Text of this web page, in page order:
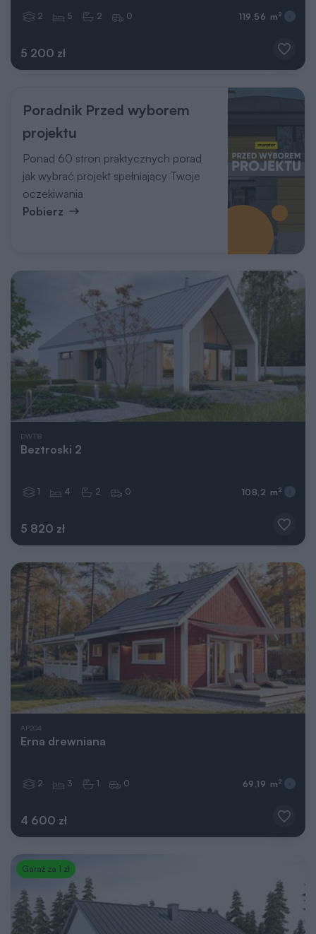
5 200 zł
2 5 2 0 119,56 m 2
Poradnik Przed wyborem
projektu
Ponad 60 stron praktycznych porad
jak wybrać projekt spełniający Twoje
oczekiwania
Pobierz
DW118
Beztroski 2
5 820 zł
1 4 2 0 108,2 m 2
AP204
Erna drewniana
4 600 zł
2 3 1 0 69,19 m 2
Garaż za 1 zł